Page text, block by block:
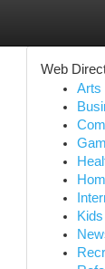
Web
Arts